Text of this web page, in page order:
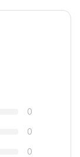
0
0
0